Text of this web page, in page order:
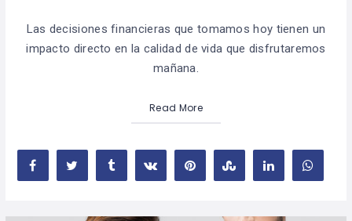
Las decisiones financieras que tomamos hoy tienen un
impacto directo en la calidad de vida que disfrutaremos
mañana.
Read More